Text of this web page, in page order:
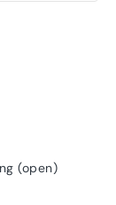
(open)